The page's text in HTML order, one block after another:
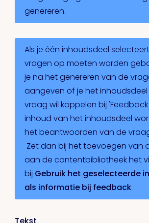
genereren.
Als je één inhoudsdeel
vragen op moeten worden
je na het genereren van de
aangeven of je het
vraag wil koppelen bij 'Feedback
inhoud van het inhoudsdeel
het beantwoorden van de
Zet dan bij het toevoegen van
aan de contentbibliotheek het
bij Gebruik het geselecteerde
als informatie bij feedback.